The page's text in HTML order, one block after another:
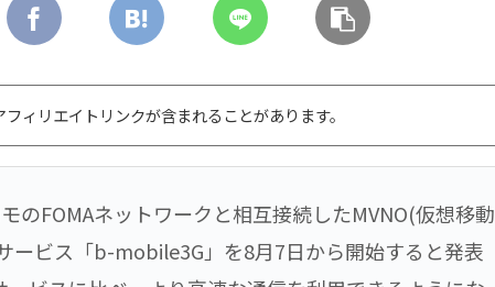
ィリエイトリンクが含まれることがあります。
のFOMAネットワークと相互接続したMVNO(仮想移動
ービス「b-mobile3G」を8月7日から開始すると発表